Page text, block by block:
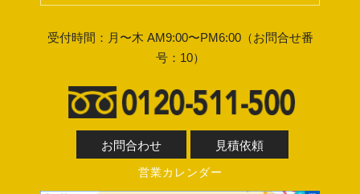
受付時間：月〜木 AM9:00〜PM6:00（お問合せ番
号：10）
お問合わせ 見積依頼
営業カレンダー